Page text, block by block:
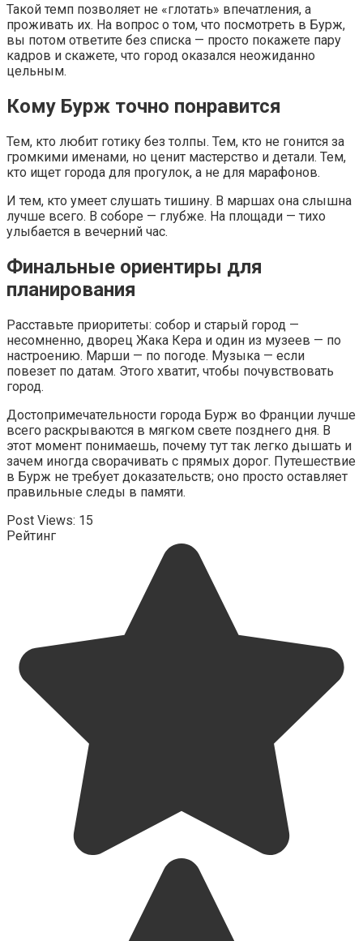
Такой темп позволяет не «глотать» впечатления, а
проживать их. На вопрос о том, что посмотреть в Бурж,
вы потом ответите без списка — просто покажете пару
кадров и скажете, что город оказался неожиданно
цельным.
Кому Бурж точно понравится
Тем, кто любит готику без толпы. Тем, кто не гонится за
громкими именами, но ценит мастерство и детали. Тем,
кто ищет города для прогулок, а не для марафонов.
И тем, кто умеет слушать тишину. В маршах она слышна
лучше всего. В соборе — глубже. На площади — тихо
улыбается в вечерний час.
Финальные ориентиры для
планирования
Расставьте приоритеты: собор и старый город —
несомненно, дворец Жака Кера и один из музеев — по
настроению. Марши — по погоде. Музыка — если
повезет по датам. Этого хватит, чтобы почувствовать
город.
Достопримечательности города Бурж во Франции лучше
всего раскрываются в мягком свете позднего дня. В
этот момент понимаешь, почему тут так легко дышать и
зачем иногда сворачивать с прямых дорог. Путешествие
в Бурж не требует доказательств; оно просто оставляет
правильные следы в памяти.
Post Views: 15
Рейтинг